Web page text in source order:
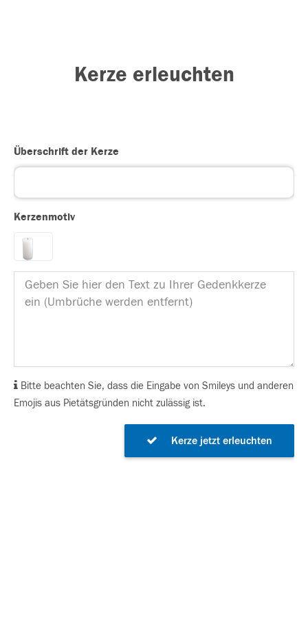
Kerze erleuchten
Überschrift der Kerze
Kerzenmotiv
Bitte beachten Sie, dass die Eingabe von Smileys und anderen
Emojis aus Pietätsgründen nicht zulässig ist.
Kerze jetzt erleuchten